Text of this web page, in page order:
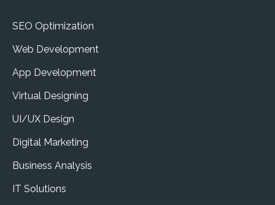
SEO Optimization
Web Development
App Development
Virtual Designing
UI/UX Design
Digital Marketing
Business Analysis
IT Solutions